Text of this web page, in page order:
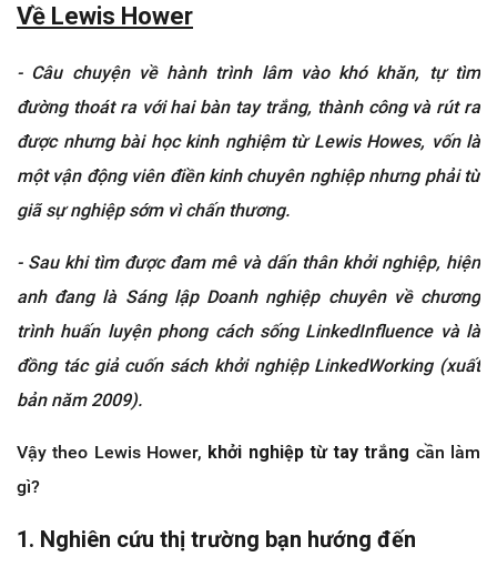
Về Lewis Hower
- Câu chuyện về hành trình lâm vào khó khăn, tự tìm
đường thoát ra với hai bàn tay trắng, thành công và rút ra
được nhưng bài học kinh nghiệm từ Lewis Howes, vốn là
một vận động viên điền kinh chuyên nghiệp nhưng phải từ
giã sự nghiệp sớm vì chấn thương.
- Sau khi tìm được đam mê và dấn thân khởi nghiệp, hiện
anh đang là Sáng lập Doanh nghiệp chuyên về chương
trình huấn luyện phong cách sống LinkedInfluence và là
đồng tác giả cuốn sách khởi nghiệp LinkedWorking (xuất
bản năm 2009).
Vậy theo Lewis Hower, khởi nghiệp từ tay trắng cần làm
gì?
1. Nghiên cứu thị trường bạn hướng đến